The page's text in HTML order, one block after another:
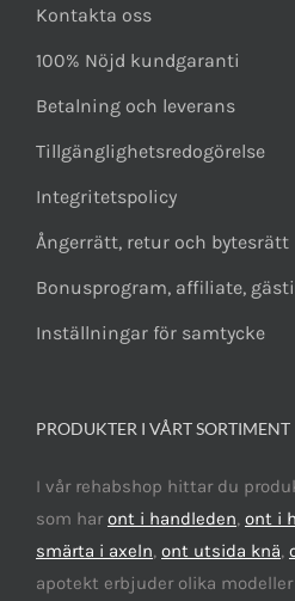
Kontakta oss
100% Nöjd kundgaranti
Betalning och leverans
Tillgänglighetsredogörelse
Integritetspolicy
Ångerrätt, retur och bytesrätt
Bonusprogram, affiliate,
Inställningar för samtycke
PRODUKTER I VÅRT SORTIMENT
I vår rehabshop hittar du
som haront i handleden, ont i
smärta i axeln, ont utsida knä,
apotekt erbjuder olika modeller